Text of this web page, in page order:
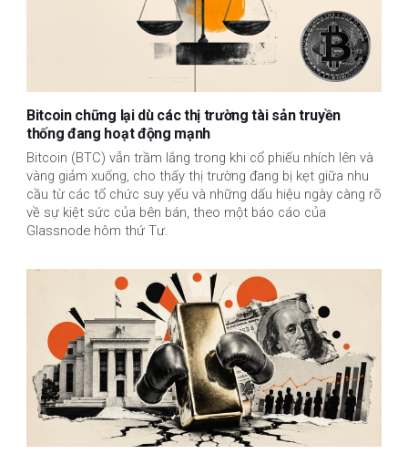
Bitcoin chững lại dù các thị trường tài sản truyền
thống đang hoạt động mạnh
Bitcoin (BTC) vẫn trầm lắng trong khi cổ phiếu nhích lên và
vàng giảm xuống, cho thấy thị trường đang bị kẹt giữa nhu
cầu từ các tổ chức suy yếu và những dấu hiệu ngày càng rõ
về sự kiệt sức của bên bán, theo một báo cáo của
Glassnode hôm thứ Tư.